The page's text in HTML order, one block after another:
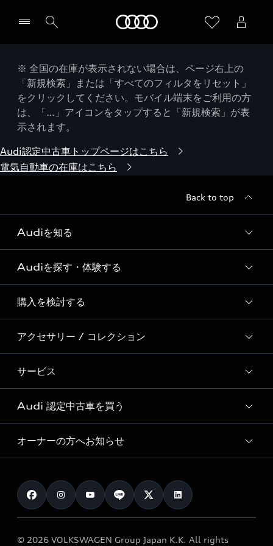
※ 全国の在庫が表示されない場合は、ページ右上の
「新規検索」または「すべてのフィルタをリセット」
をクリックしてください。モバイル端末をご利用の方
は、「…」アイコンをタップすると「新規検索」が表
示されます。
Audi認定中古車トップページはこちら
電気自動車の在庫はこちら
Back to top
Audiを知る
Audi ブランド
Story of Progress
Audi Sport
Formula 1®
デジタルサービス
Audiを探す・体験する
ディーラー検索
新車在庫検索
試乗車・展示車検索
見積り依頼
試乗予約
購入を検討する
モデル一覧
特別仕様モデル / 限定モデル
e-tronラインアップ
価格シミュレーション
車両比較
カタログ一覧
アクセサリー / コレクション
純正アクセサリー
オンラインショップ
Audi collection
アウディナビアプリ
サービス
サービス入庫予約
サービスプログラム
メンテナンス
車検 / 定期点検
e-tronアフターサポート
Audi 認定中古車を買う
Audi認定中古車
クオリティ
保証
メンテナンス
オーナーの方へお知らせ
お知らせ
オーナー様向けキャンペーン
© 2026 VOLKSWAGEN Group Japan K.K. All rights